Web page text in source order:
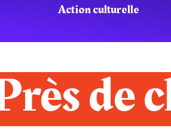
Action culturelle
de